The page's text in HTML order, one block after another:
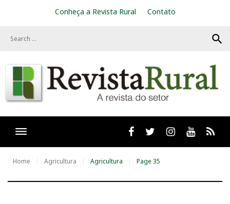
Conheça a Revista Rural Contato
search
Facebooktwitter Instagram
Youtube
Home Agricultura Agricultura Page 35